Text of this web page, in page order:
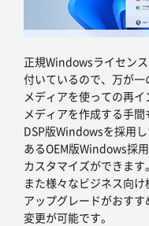
正規Windowsライセン
付いているので、万が
メディアを使っての再
メディアを作成する手間
DSP版Windowsを採用
あるOEM版Windows採
カスタマイズができます。
また様々なビジネス向
アップグレードがおす
変更が可能です。